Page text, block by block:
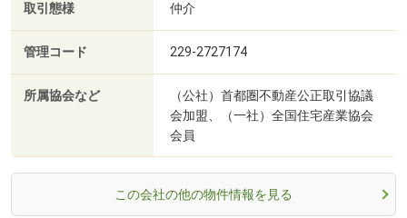
取引態様 仲介
管理コード 229-2727174
所属協会など
（公社）首都圏不動産公正取引協議
会加盟、（一社）全国住宅産業協会
会員
この会社の他の物件情報を見る